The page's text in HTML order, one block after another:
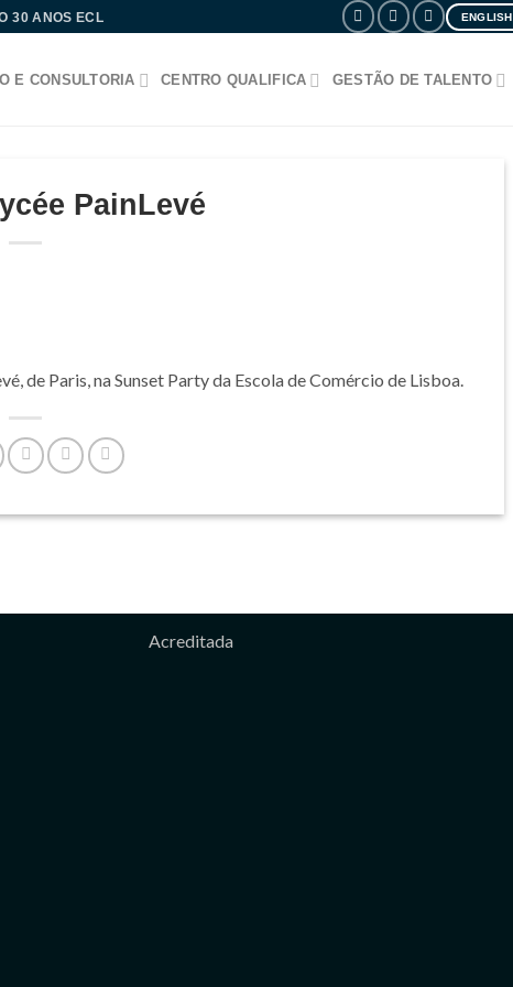
30 ANOS ECL ENGLISH
E CONSULTORIA CENTRO QUALIFICA GESTÃO DE TALENTO
PainLevé
de Paris, na Sunset Party da Escola de Comércio de Lisboa.
Acreditada